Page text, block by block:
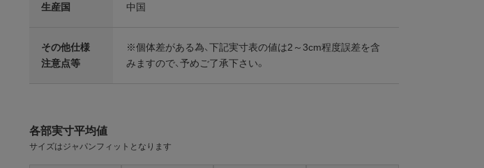
生産国 中国
その他仕様
注意点等
※個体差がある為、下記実寸表の値は2～3cm程度誤差を含
みますので、予めご了承下さい。
各部実寸平均値
サイズはジャパンフィットとなります